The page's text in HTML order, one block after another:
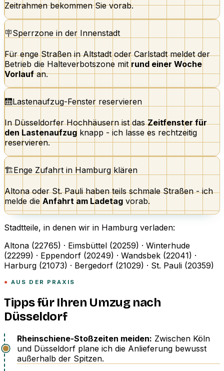
Zeitrahmen bekommen Sie vorab.
🪧Sperrzone in der Innenstadt
Für enge Straßen in Altstadt oder Carlstadt meldet der
Betrieb die Halteverbotszone mit rund einer Woche
Vorlaufan.
🛗Lastenaufzug-Fenster reservieren
In Düsseldorfer Hochhäusern ist dasZeitfenster für
den Lastenaufzug knapp - ich lasse es rechtzeitig
reservieren.
🏗️Enge Zufahrt in Hamburg klären
Altona oder St. Pauli haben teils schmale Straßen - ich
melde die Anfahrt am Ladetag vorab.
Stadtteile, in denen wir in Hamburg verladen:
Altona (22765) · Eimsbüttel (20259) · Winterhude
(22299) · Eppendorf (20249) · Wandsbek (22041) ·
Harburg (21073) · Bergedorf (21029) · St. Pauli (20359)
AUS DER PRAXIS
Tipps für Ihren Umzug nach
Düsseldorf
Rheinschiene-Stoßzeiten meiden: Zwischen Köln
und Düsseldorf plane ich die Anlieferung bewusst
außerhalb der Spitzen.